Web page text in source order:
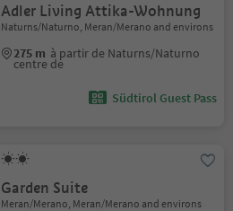
Adler Living Attika-Wohnung
Naturns/Naturno, Meran/Merano and environs
275 m à partir de Naturns/Naturno
centre de
Südtirol Guest Pass
Garden Suite
Meran/Merano, Meran/Merano and environs